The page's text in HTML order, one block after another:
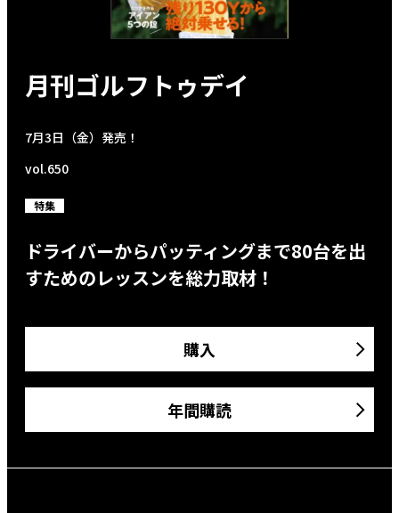
月刊ゴルフトゥデイ
7月3日（金）発売！
vol.650
特集
ドライバーからパッティングまで80台を出
すためのレッスンを総力取材！
購入
年間購読